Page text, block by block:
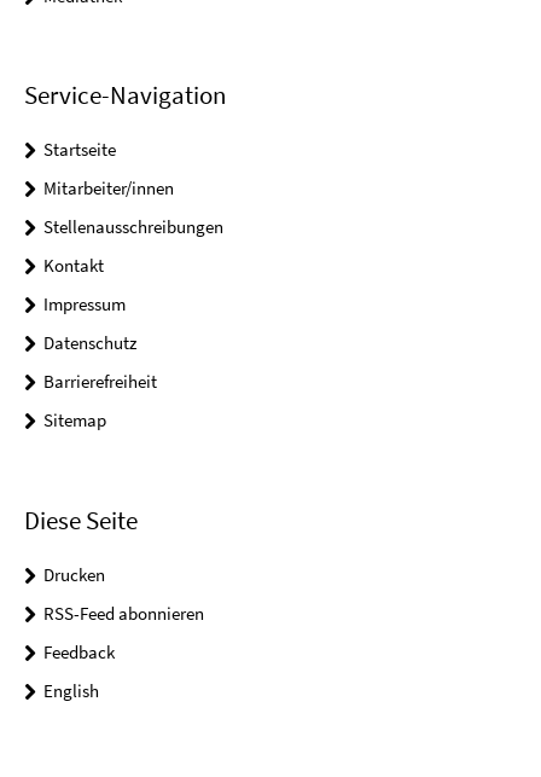
Service-Navigation
Startseite
Mitarbeiter/innen
Stellenausschreibungen
Kontakt
Impressum
Datenschutz
Barrierefreiheit
Sitemap
Diese Seite
Drucken
RSS-Feed abonnieren
Feedback
English